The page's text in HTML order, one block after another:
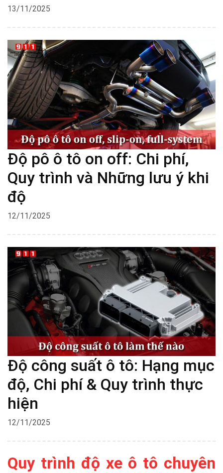
13/11/2025
Độ pô ô tô on off: Chi phí,
Quy trình và Những lưu ý khi
độ
12/11/2025
Độ công suất ô tô: Hạng mục
độ, Chi phí & Quy trình thực
hiện
12/11/2025
Quy trình độ xe ô tô chuyên